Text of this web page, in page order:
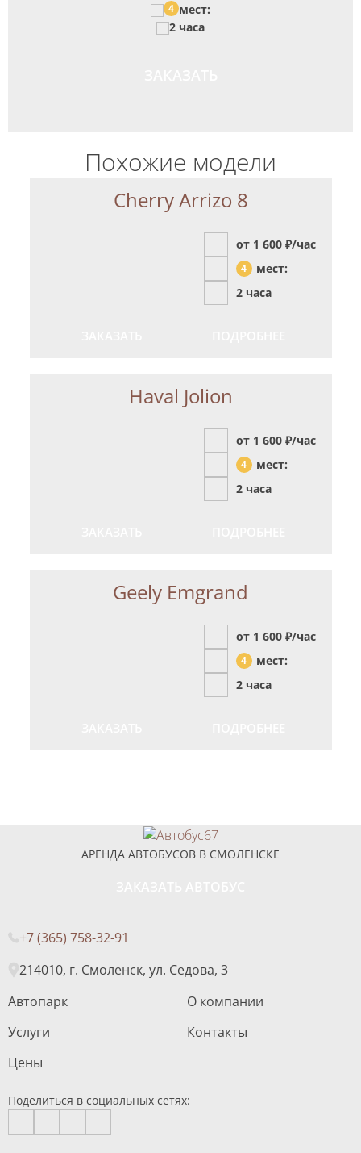
4 мест:
2 часа
Похожие модели
Cherry Arrizo 8
от 1 600 ₽/час
4
мест:
2 часа
Haval Jolion
от 1 600 ₽/час
4
мест:
2 часа
Geely Emgrand
от 1 600 ₽/час
4
мест:
2 часа
АРЕНДА АВТОБУСОВ В СМОЛЕНСКЕ
+7 (365) 758-32-91
214010, г. Смоленск, ул. Седова, 3
Автопарк
Услуги
Цены
О компании
Контакты
Поделиться в социальных сетях: